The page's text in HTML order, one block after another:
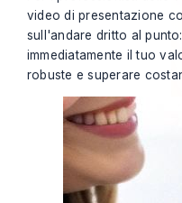
video di presentazione
sull'andare dritto al
immediatamente il tuo
robuste e superare